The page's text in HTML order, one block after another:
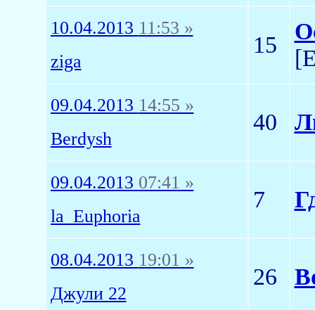
10.04.2013 11:53 »
ziga
15
09.04.2013 14:55 »
Berdysh
40
09.04.2013 07:41 »
la_Euphoria
7
08.04.2013 19:01 »
Джули 22
26